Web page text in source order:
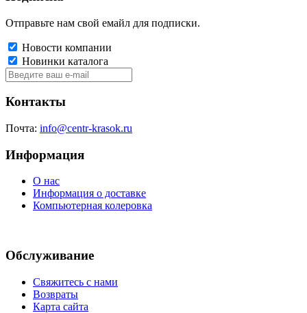
Отправьте нам свой емайл для подписки.
Новости компании
Новинки каталога
Контакты
Почта: info@centr-krasok.ru
Информация
О нас
Информация о доставке
Компьютерная колеровка
Обслуживание
Свяжитесь с нами
Возвраты
Карта сайта